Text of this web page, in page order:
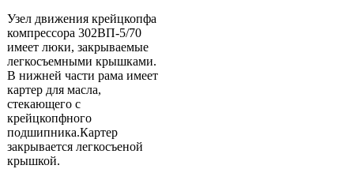
Узел движения крейцкопфа
компрессора 302ВП-5/70
имеет люки, закрываемые
легкосъемными крышками.
В нижней части рама имеет
картер для масла,
стекающего с
крейцкопфного
подшипника.Картер
закрывается легкосъеной
крышкой.